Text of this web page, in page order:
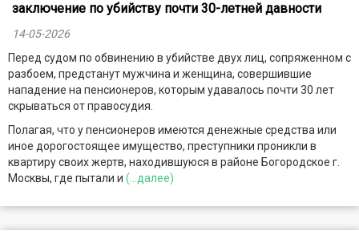
заключение по убийству почти 30-летней давности
14-05-2026
Перед судом по обвинению в убийстве двух лиц, сопряженном с
разбоем, предстанут мужчина и женщина, совершившие
нападение на пенсионеров, которым удавалось почти 30 лет
скрываться от правосудия.
Полагая, что у пенсионеров имеются денежные средства или
иное дорогостоящее имущество, преступники проникли в
квартиру своих жертв, находившуюся в районе Богородское г.
Москвы, где пытали и (...далее)